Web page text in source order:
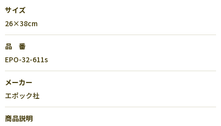
サイズ
26×38cm
品 番
EPO-32-611s
メーカー
エポック社
商品説明